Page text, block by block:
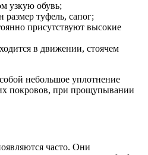
узкую обувь;
размер туфель, сапог;
присутствуют высокие
в движении, стоячем
небольшое уплотнение
покровов, при прощупывании
часто. Они